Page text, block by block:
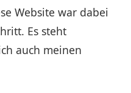
Website war dabei
Es steht
auch meinen